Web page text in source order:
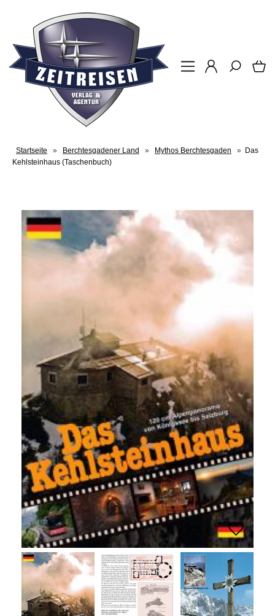
Startseite » Berchtesgadener Land » Mythos Berchtesgaden » Das
Kehlsteinhaus (Taschenbuch)